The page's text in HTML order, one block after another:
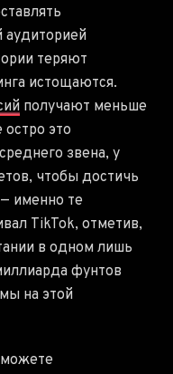
аудиторией
теряют
истощаются.
получают меньше
это
звена, у
чтобы достичь
именно те
TikTok, отметив,
в одном лишь
фунтов
на этой